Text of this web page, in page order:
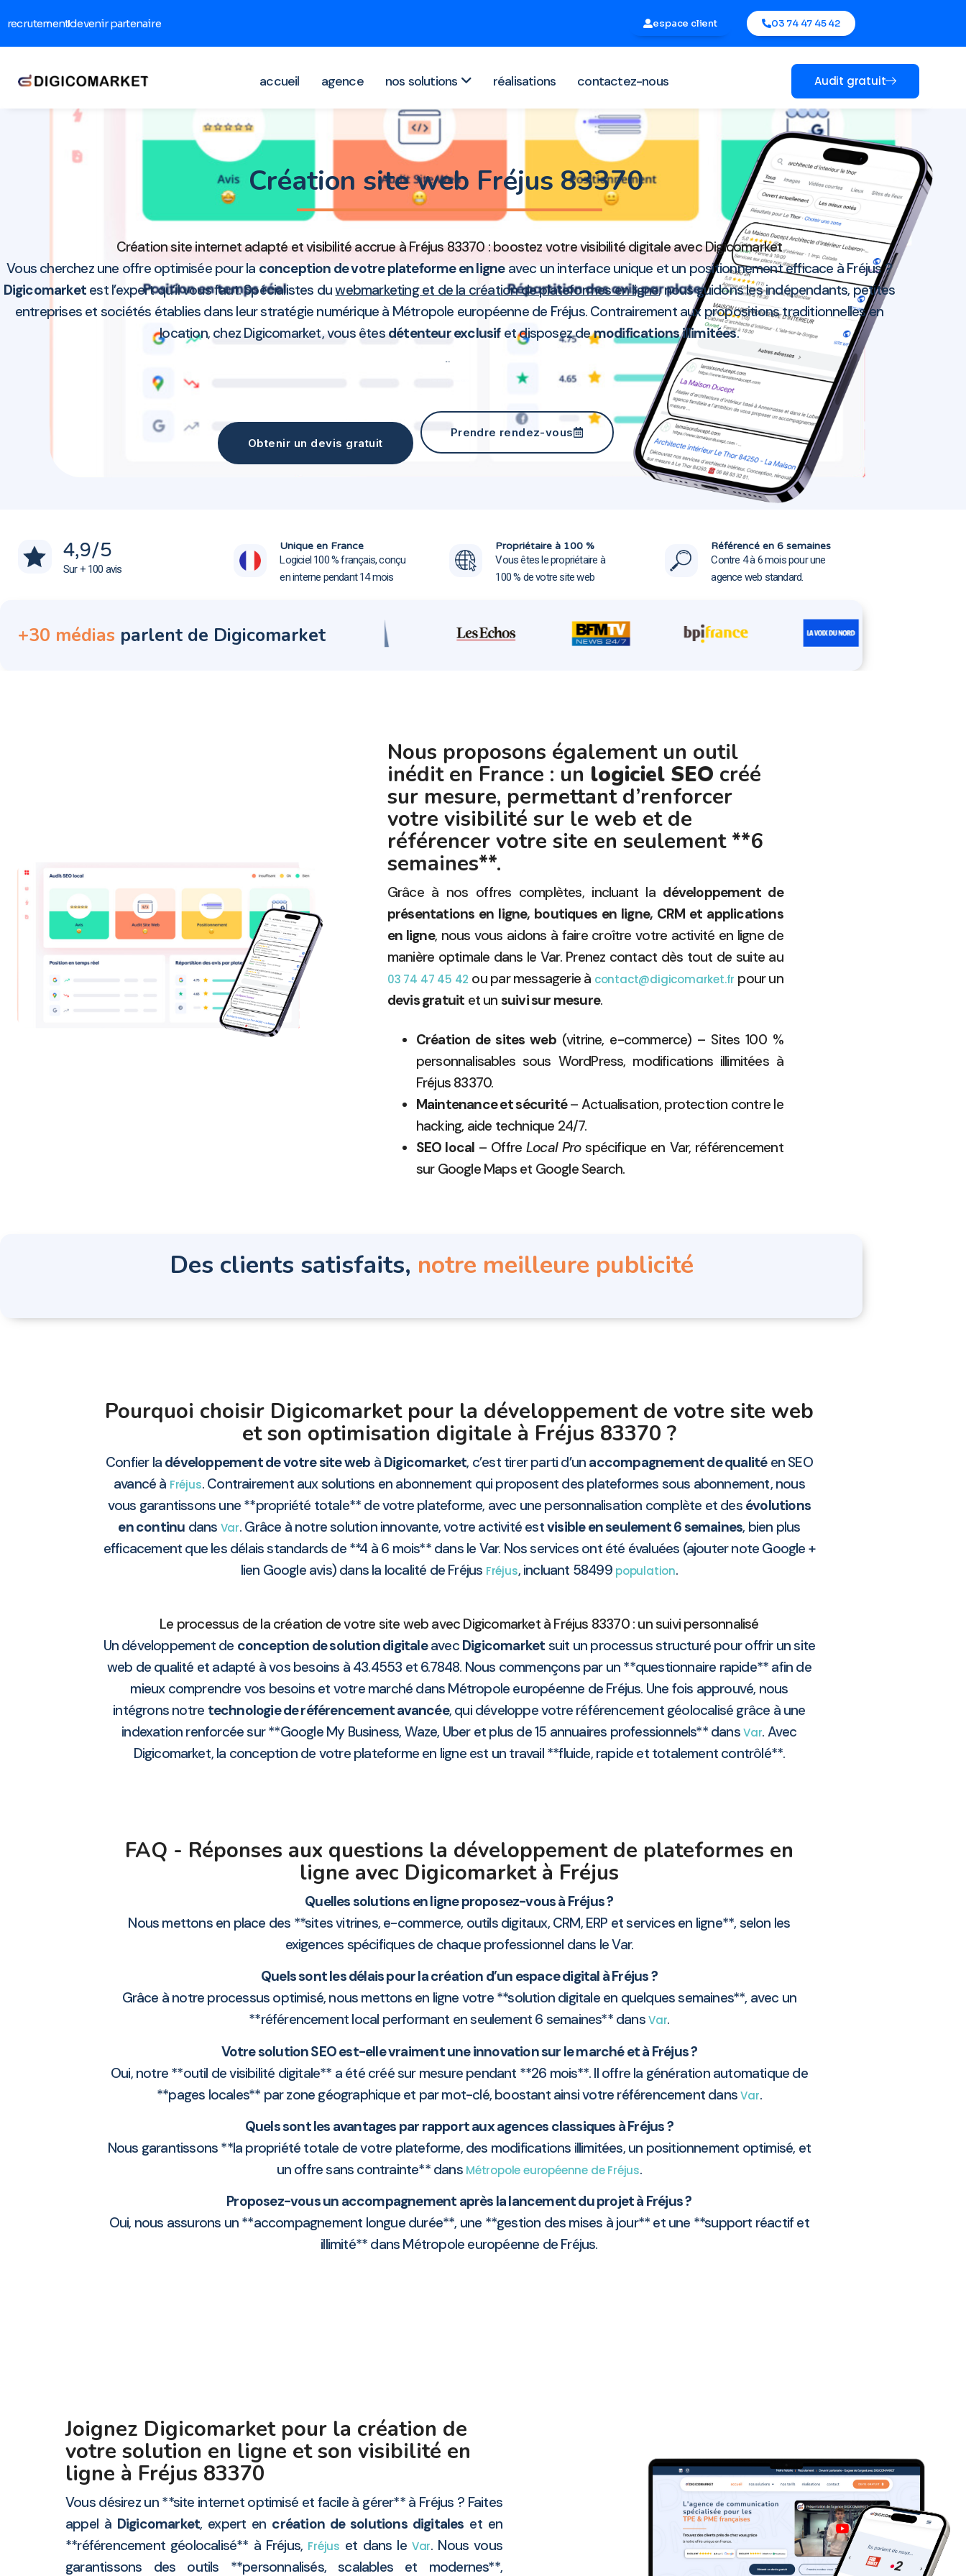
recrutementdevenir partenaire espace client 03 74 47 45 42
accueil agence nos solutions réalisations contactez-nous Audit gratuit
Création site web Fréjus 83370
Création site internet adapté et visibilité accrue à Fréjus 83370 : boostez votre visibilité digitale avec Digicomarket
Vous cherchez une offre optimisée pour la conception de votre plateforme en ligneavec un interface unique et un positionnement efficace à Fréjus ?
Digicomarket est l’expert qu’il vous faut. Spécialistes duwebmarketing et de la création de plateformes en ligne, nous guidons les indépendants, petites
entreprises et sociétés établies dans leur stratégie numérique à Métropole européenne de Fréjus. Contrairement aux propositions traditionnelles en
location, chez Digicomarket, vous êtes détenteur exclusifet disposez demodifications illimitées.
Obtenir un devis gratuit
Prendre rendez-vous
Création site web Fréjus 83370
4,9/5
Sur + 100 avis
Unique en France
Logiciel 100 % français, conçu
en interne pendant 14 mois
Propriétaire à 100 %
Vous êtes le propriétaire à
100 % de votre site web
Référencé en 6 semaines
Contre 4 à 6 mois pour une
agence web standard.
+30 médias parlent de Digicomarket
Nous proposons également un outil
inédit en France : un logiciel SEO créé
sur mesure, permettant d’renforcer
votre visibilité sur le web et de
référencer votre site en seulement **6
semaines**.
Grâce à nos offres complètes, incluant la développement de
présentations en ligne, boutiques en ligne, CRM et applications
en ligne, nous vous aidons à faire croître votre activité en ligne de
manière optimale dans le Var. Prenez contact dès tout de suite au
03 74 47 45 42 ou par messagerie à contact@digicomarket.fr pour un
devis gratuit et un suivi sur mesure.
Création de sites web(vitrine, e-commerce) – Sites 100 %
personnalisables sous WordPress, modifications illimitées à
Fréjus 83370.
Maintenance et sécurité– Actualisation, protection contre le
hacking, aide technique 24/7.
SEO local – OffreLocal Prospécifique en Var, référencement
sur Google Maps et Google Search.
Des clients satisfaits, notre meilleure publicité
Pourquoi choisir Digicomarket pour la développement de votre site web
et son optimisation digitale à Fréjus 83370 ?
Confier la développement de votre site web à Digicomarket, c’est tirer parti d’un accompagnement de qualitéen SEO
avancé à Fréjus. Contrairement aux solutions en abonnement qui proposent des plateformes sous abonnement, nous
vous garantissons une **propriété totale** de votre plateforme, avec une personnalisation complète et des évolutions
en continu dans Var. Grâce à notre solution innovante, votre activité estvisible en seulement 6 semaines, bien plus
efficacement que les délais standards de **4 à 6 mois** dans le Var. Nos services ont été évaluées (ajouter note Google +
lien Google avis) dans la localité de Fréjus Fréjus, incluant 58499 population.
Le processus de la création de votre site web avec Digicomarket à Fréjus 83370 : un suivi personnalisé
Un développement de conception de solution digitaleavec Digicomarket suit un processus structuré pour offrir un site
web de qualité et adapté à vos besoins à 43.4553 et 6.7848. Nous commençons par un **questionnaire rapide** afin de
mieux comprendre vos besoins et votre marché dans Métropole européenne de Fréjus. Une fois approuvé, nous
intégrons notre technologie de référencement avancée, qui développe votre référencement géolocalisé grâce à une
indexation renforcée sur **Google My Business, Waze, Uber et plus de 15 annuaires professionnels** dansVar. Avec
Digicomarket, la conception de votre plateforme en ligne est un travail **fluide, rapide et totalement contrôlé**.
FAQ - Réponses aux questions la développement de plateformes en
ligne avec Digicomarket à Fréjus
Quelles solutions en ligne proposez-vous à Fréjus ?
Nous mettons en place des **sites vitrines, e-commerce, outils digitaux, CRM, ERP et services en ligne**, selon les
exigences spécifiques de chaque professionnel dans le Var.
Quels sont les délais pour la création d’un espace digital à Fréjus ?
Grâce à notre processus optimisé, nous mettons en ligne votre **solution digitale en quelques semaines**, avec un
**référencement local performant en seulement 6 semaines** dansVar.
Votre solution SEO est-elle vraiment une innovation sur le marché et à Fréjus ?
Oui, notre **outil de visibilité digitale** a été créé sur mesure pendant **26 mois**. Il offre la génération automatique de
**pages locales** par zone géographique et par mot-clé, boostant ainsi votre référencement dansVar.
Quels sont les avantages par rapport aux agences classiques à Fréjus ?
Nous garantissons **la propriété totale de votre plateforme, des modifications illimitées, un positionnement optimisé, et
un offre sans contrainte** dans Métropole européenne de Fréjus.
Proposez-vous un accompagnement après la lancement du projet à Fréjus ?
Oui, nous assurons un **accompagnement longue durée**, une **gestion des mises à jour** et une **support réactif et
illimité** dans Métropole européenne de Fréjus.
Joignez Digicomarket pour la création de
votre solution en ligne et son visibilité en
ligne à Fréjus 83370
Vous désirez un **site internet optimisé et facile à gérer** à Fréjus ? Faites
appel à Digicomarket, expert en création de solutions digitales et en
**référencement géolocalisé** à Fréjus, Fréjus et dans le Var. Nous vous
garantissons des outils **personnalisés, scalables et modernes**,